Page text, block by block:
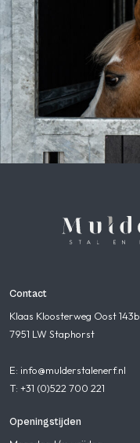
Contact
Klaas Kloosterweg Oost 143b
7951 LW Staphorst
E: info@mulderstalenerf.nl
T: +31 (0)522 700 221
Openingstijden